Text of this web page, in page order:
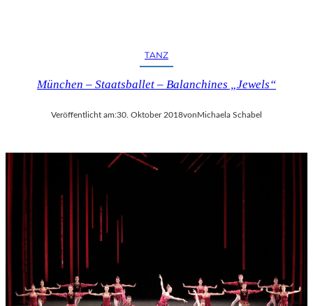
TANZ
München – Staatsballet – Balanchines „Jewels“
Veröffentlicht am:30. Oktober 2018vonMichaela Schabel